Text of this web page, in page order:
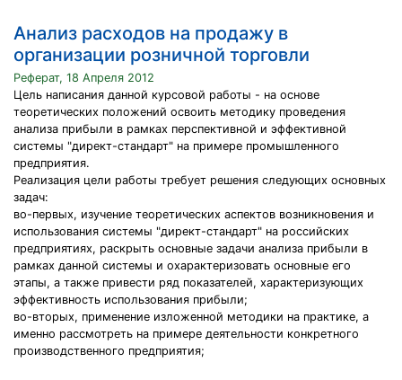
Анализ расходов на продажу в
организации розничной торговли
Реферат, 18 Апреля 2012
Цель написания данной курсовой работы - на основе
теоретических положений освоить методику проведения
анализа прибыли в рамках перспективной и эффективной
системы "директ-стандарт" на примере промышленного
предприятия.
Реализация цели работы требует решения следующих основных
задач:
во-первых, изучение теоретических аспектов возникновения и
использования системы "директ-стандарт" на российских
предприятиях, раскрыть основные задачи анализа прибыли в
рамках данной системы и охарактеризовать основные его
этапы, а также привести ряд показателей, характеризующих
эффективность использования прибыли;
во-вторых, применение изложенной методики на практике, а
именно рассмотреть на примере деятельности конкретного
производственного предприятия;